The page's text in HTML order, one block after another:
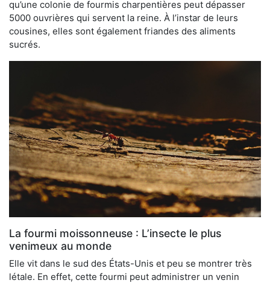
qu’une colonie de fourmis charpentières peut dépasser
5000 ouvrières qui servent la reine. À l’instar de leurs
cousines, elles sont également friandes des aliments
sucrés.
La fourmi moissonneuse : L’insecte le plus
venimeux au monde
Elle vit dans le sud des États-Unis et peu se montrer très
létale. En effet, cette fourmi peut administrer un venin